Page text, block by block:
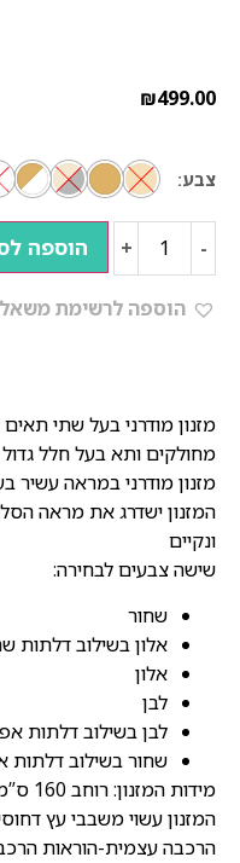
₪499.00
מזנון מודרני בעל שתי
מחולקים ותא בעל חלל גדול
מזנון מודרני במראה עשיר
המזנון ישדרג את מראה
ונקיים
שישה צבעים לבחירה:
שחור
אלון בשילוב דלתות
אלון
לבן
לבן בשילוב דלתות
שחור בשילוב דלתות
מידות המזנון: רוחב 160 ס”מ עומק 31.5 ס”מ גובה 46.5 ס”מ
המזנון עשוי משבבי עץ
הרכבה עצמית-הוראות
צבע
-
+ הוספה
הוספה לרשימת